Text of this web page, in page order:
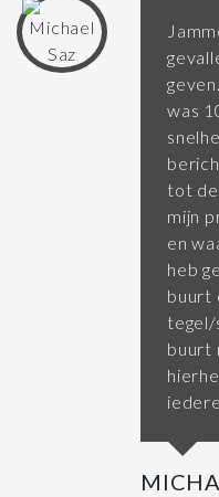
was
tot
mijn
en
heb
buurt
tegel/
buurt